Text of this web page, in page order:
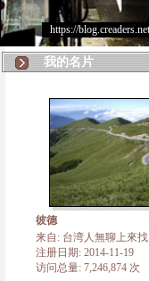
https://
我的名片
彼德
来自: 台湾人無聊上來
注册日期: 2014-11-19
访问总量: 7,246,874 次